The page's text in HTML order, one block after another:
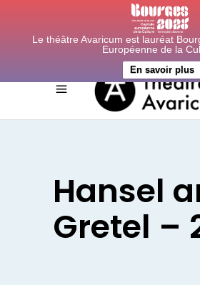
Le théâtre Avaricum est lauréat
Européenne de la
En savoir plus
Hansel
Gretel –